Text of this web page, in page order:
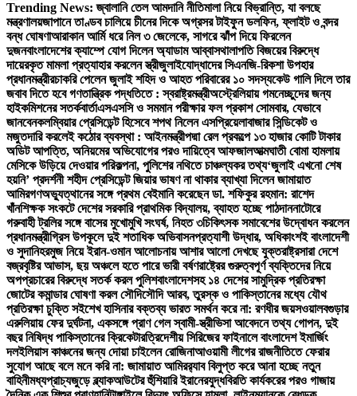
Trending News: জ্বালানি তেল আমদানি নীতিমালা নিয়ে বিভ্রান্তি, যা বলছে
মন্ত্রণালয়জাপানে তাণ্ডব চালিয়ে চীনের দিকে অগ্রসর টাইফুন ডলফিন, ফ্লাইট ও বন্দর
বন্ধ ঘোষণাআরাকান আর্মি ধরে নিল ৩ জেলেকে, সাগরে ঝাঁপ দিয়ে ফিরলেন
দুজনবাংলাদেশের ক্যাম্পে যোগ দিলেন অ্যাডাম আব্বাসথালাপতি বিজয়ের বিরুদ্ধে
দায়েরকৃত মামলা প্রত্যাহার করলেন স্ত্রীজুলাইযোদ্ধাদের সিএনজি-রিকশা উপহার
প্রধানমন্ত্রীরচাকরি পেলেন জুলাই শহিদ ও আহত পরিবারের ১০ সদস্যকেউ গালি দিলে তার
জবাব দিতে হবে গণতান্ত্রিক পদ্ধতিতে : স্বরাষ্ট্রমন্ত্রীঅস্ট্রেলিয়ায় গমনেচ্ছুদের জন্য
হাইকমিশনের সতর্কবার্তাএসএসসি ও সমমান পরীক্ষার ফল প্রকাশ সোমবার, যেভাবে
জানবেনকলম্বিয়ার প্রেসিডেন্ট হিসেবে শপথ নিলেন এসপ্রিয়েলাবাজার সিন্ডিকেট ও
মজুতদারি করলেই কঠোর ব্যবস্থা : আইনমন্ত্রীপদ্মা রেল প্রকল্পে ১৩ হাজার কোটি টাকার
অডিট আপত্তি, অনিয়মের অভিযোগের পরও দায়িত্বে আফজালআত্মঘাতী বোমা হামলায়
মেসিকে উড়িয়ে দেওয়ার পরিকল্পনা, পুলিশের নথিতে চাঞ্চল্যকর তথ্য‘জুলাই এখনো শেষ
হয়নি’ প্রদর্শনী শহীদ প্রেসিডেন্ট জিয়ার ভাষণ না থাকার ব্যাখ্যা দিলেন জামায়াত
আমিরগণঅভ্যুত্থানের সঙ্গে প্রথম বেইমানি করেছেন ডা. শফিকুর রহমান: রাশেদ
খাঁনশিক্ষক সংকটে দেশের সরকারি প্রাথমিক বিদ্যালয়, ব্যাহত হচ্ছে পাঠদাননাটোরে
গরুবাহী ট্রলির সঙ্গে বাসের মুখোমুখি সংঘর্ষ, নিহত ৩চিকিৎসক সমাবেশের উদ্বোধন করলেন
প্রধানমন্ত্রীগ্রিস উপকূলে দুই শতাধিক অভিবাসনপ্রত্যাশী উদ্ধার, অধিকাংশই বাংলাদেশী
ও সুদানিহরমুজ নিয়ে ইরান-ওমান আলোচনায় আশার আলো দেখছে যুক্তরাষ্ট্রসারা দেশে
বজ্রবৃষ্টির আভাস, ছয় অঞ্চলে হতে পারে ভারী বর্ষণরাষ্ট্রের গুরুত্বপূর্ণ ব্যক্তিদের নিয়ে
অপপ্রচারের বিরুদ্ধে সতর্ক করল পুলিশবাংলাদেশসহ ১৪ দেশের সামুদ্রিক প্রতিরক্ষা
জোটের কমান্ডার ঘোষণা করল সৌদিসৌদি আরব, তুরস্ক ও পাকিস্তানের মধ্যে যৌথ
প্রতিরক্ষা চুক্তি সইশেখ হাসিনার বক্তব্য ভারত সমর্থন করে না: রণধীর জয়সওয়ালবগুড়ার
এরুলিয়ায় ফের দুর্ঘটনা, একসঙ্গে প্রাণ গেল স্বামী-স্ত্রীভিসা আবেদনে তথ্য গোপন, দুই
বছর নিষিদ্ধ পাকিস্তানের ক্রিকেটারত্রিদেশীয় সিরিজের ফাইনালে বাংলাদেশ ইমার্জিং
দলইলিয়াস কাঞ্চনের জন্য দোয়া চাইলেন রোজিনাআওয়ামী লীগের রাজনীতিতে ফেরার
সুযোগ আছে বলে মনে করি না: জামায়াত আমিরর‍্যাব বিলুপ্ত করে আনা হচ্ছে নতুন
বাহিনীমধ্যপ্রাচ্যজুড়ে ব্ল্যাকআউটের হুঁশিয়ারি ইরানেরযুদ্ধবিরতি কার্যকরের পরও গাজায়